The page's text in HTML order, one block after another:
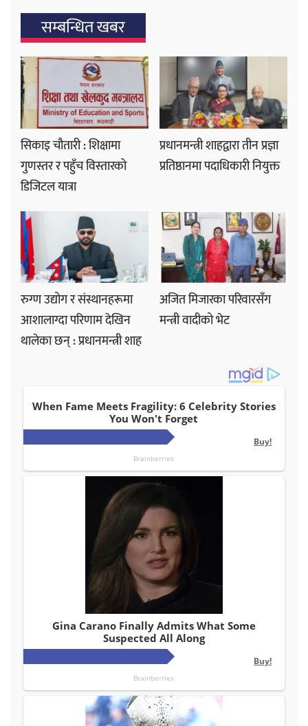
सम्बन्धित खबर
सिकाइ चौतारी : शिक्षामा
गुणस्तर र पहुँच विस्तारको
डिजिटल यात्रा
प्रधानमन्त्री शाहद्वारा तीन प्रज्ञा
प्रतिष्ठानमा पदाधिकारी नियुक्त
रुग्ण उद्योग र संस्थानहरूमा
आशालाग्दा परिणाम देखिन
थालेका छन् : प्रधानमन्त्री शाह
अजित मिजारका परिवारसँग
मन्त्री वादीको भेट